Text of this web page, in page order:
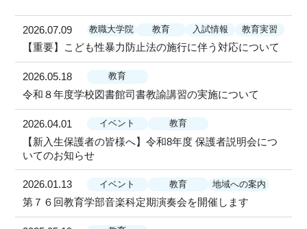
2026.07.09 教職大学院 教育 入試情報 教育実習
【重要】こども性暴力防止法の施行に伴う対応について
2026.05.18 教育
令和８年度学校図書館司書教諭講習の実施について
2026.04.01 イベント 教育
【新入生保護者の皆様へ】令和8年度 保護者説明会につ
いてのお知らせ
2026.01.13 イベント 教育 地域への案内
第７６回教育学部音楽科定期演奏会を開催します
教職大学院
お知らせ
受験生の方
在学生の方
アクセス
附属機関
学内限定（各種様式
等）